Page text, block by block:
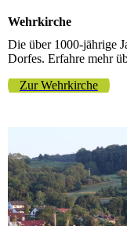
Wehrkirche
Die über 1000-jährige
Dorfes. Erfahre mehr
Zur Wehrkirche